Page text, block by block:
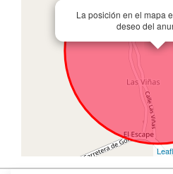
La posición en el mapa
deseo del